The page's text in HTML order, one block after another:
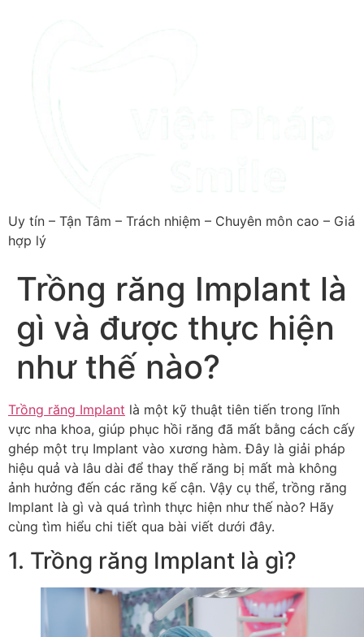
Uy tín – Tận Tâm – Trách nhiệm – Chuyên môn cao – Giá
hợp lý
Trồng răng Implant là
gì và được thực hiện
như thế nào?
Trồng răng Implant là một kỹ thuật tiên tiến trong lĩnh
vực nha khoa, giúp phục hồi răng đã mất bằng cách cấy
ghép một trụ Implant vào xương hàm. Đây là giải pháp
hiệu quả và lâu dài để thay thế răng bị mất mà không
ảnh hưởng đến các răng kế cận. Vậy cụ thể, trồng răng
Implant là gì và quá trình thực hiện như thế nào? Hãy
cùng tìm hiểu chi tiết qua bài viết dưới đây.
1. Trồng răng Implant là gì?